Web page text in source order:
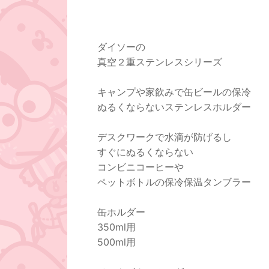
ダイソーの
真空２重ステンレスシリーズ
キャンプや家飲みで缶ビールの保冷
ぬるくならないステンレスホルダー
デスクワークで水滴が防げるし
すぐにぬるくならない
コンビニコーヒーや
ペットボトルの保冷保温タンブラー
缶ホルダー
350ml用
500ml用